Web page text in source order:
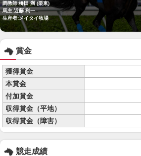
調教師:橋田 満 (栗東)
馬主:近藤 利一
生産者:メイタイ牧場
賞金
獲得賞金
本賞金
付加賞金
収得賞金（平地）
収得賞金（障害）
競走成績